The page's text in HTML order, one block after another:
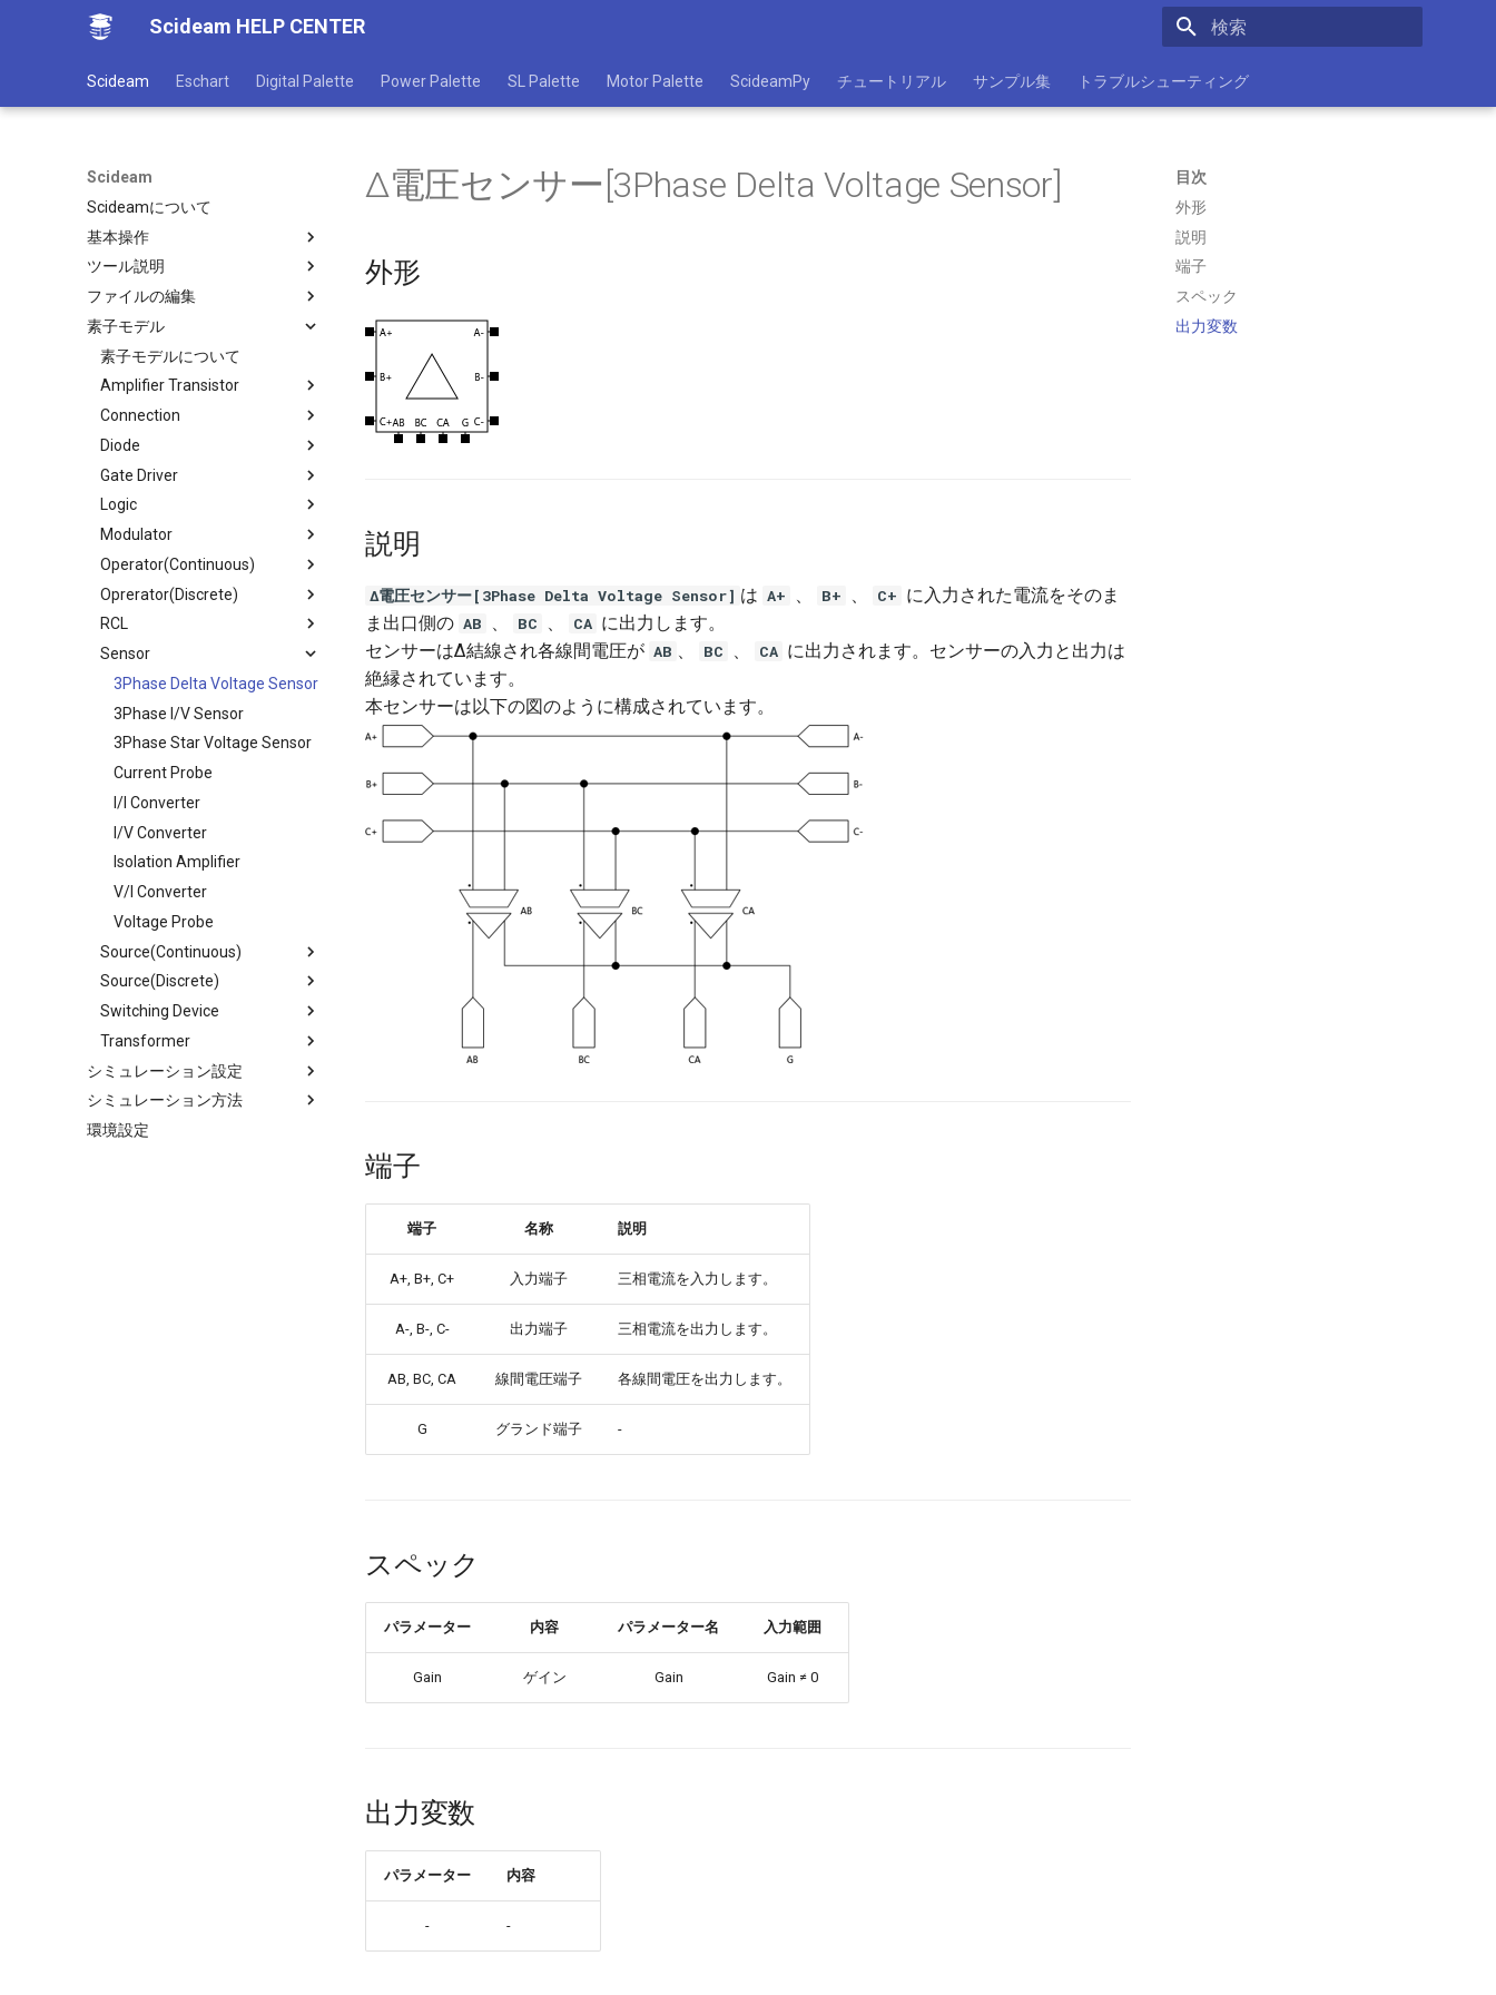
Scideam HELP CENTER
Scideam Eschart Digital Palette Power Palette SL Palette Motor Palette ScideamPy チュートリアル サンプル集 トラブルシューティング
Scideam
Scideamについて
基本操作
機能概要
ファイルメニュー
ウインドウの表示
ウインドウの操作
ヘルプメニュー
キーボード・マウス操作一覧
回路エディタ
アプリ情報と設定
ツール説明
ツールについて
CVTビューワー
インスペクター
ヒストリー
State Viewer
パレット
Circuit Browser
SeriesList
Get Started
CCTracer
ファイルの編集
グローバル変数
ルックアップテーブル
スクリプトファイル
SLCスクリプトファイル
素子モデル
素子モデルについて
Amplifier Transistor
Nch MOSFET
NPN Transistor
Pch MOSFET
PNP Transistor
Connection
Far Jumper
Ground
Ground2
Ground3
Image Block
Text Block
Wire
Diode
3phase Diode Bridge
Diode
Diode Bridge
Photo Coupler
Shunt Regulator
Thyristor
Zener
Gate Driver
Gate Driver
Gate Driver 3Phase PWM
Gate Driver 3Phase Signal
Gate Driver1
Gate Isolator
Logic
Bool
D-FF
JK-FF
Logic
Not
T-FF
Modulator
DPM
PWM
SFM
Operator(Continuous)
Comparator
Delay Pulse
Differentiator
Ideal Operational Amplifer
Integrator
Latch
Limiter
Operational Amplifer
PID
Pulse Counter
Trigger
Shot Pulse
Voltage Follower
Oprerator(Discrete)
Arithmetic
Function
Table
RCL
Capacitor
Inductor
Resistor
Saturation Inductor
Sensor
3Phase Delta Voltage Sensor
3Phase I/V Sensor
3Phase Star Voltage Sensor
Current Probe
I/I Converter
I/V Converter
Isolation Amplifier
V/I Converter
Voltage Probe
Source(Continuous)
AC Sweep
Pulse
Ramp
Saw Tooth
Smooth AC Voltage Source
Slope
Source(Discrete)
3Phase Voltage
AC Current Source
AC Voltage Source
DC Current Source
DC Voltage Source
Switching Device
PWM Switch
Switch
Transformer
D-D Transformer
Transformer
Transformer(Mutual)
シミュレーション設定
コンフィグエディタ
メイン周波数
シミュレーション方法
シミュレーションの手順
環境設定
目次
外形
説明
端子
スペック
出力変数
Δ電圧センサー[3Phase Delta Voltage Sensor]
外形
説明
Δ電圧センサー[3Phase Delta Voltage Sensor] は A+ 、 B+ 、 C+ に入力された電流をそのま
ま出口側の AB 、 BC 、 CA に出力します。
センサーはΔ結線され各線間電圧が AB 、 BC 、 CA に出力されます。センサーの入力と出力は
絶縁されています。
本センサーは以下の図のように構成されています。
端子
端子 名称 説明
A+, B+, C+ 入力端子 三相電流を入力します。
A-, B-, C- 出力端子 三相電流を出力します。
AB, BC, CA 線間電圧端子 各線間電圧を出力します。
G グランド端子 -
スペック
パラメーター 内容 パラメーター名 入力範囲
Gain ゲイン Gain Gain ≠ 0
出力変数
パラメーター 内容
- -